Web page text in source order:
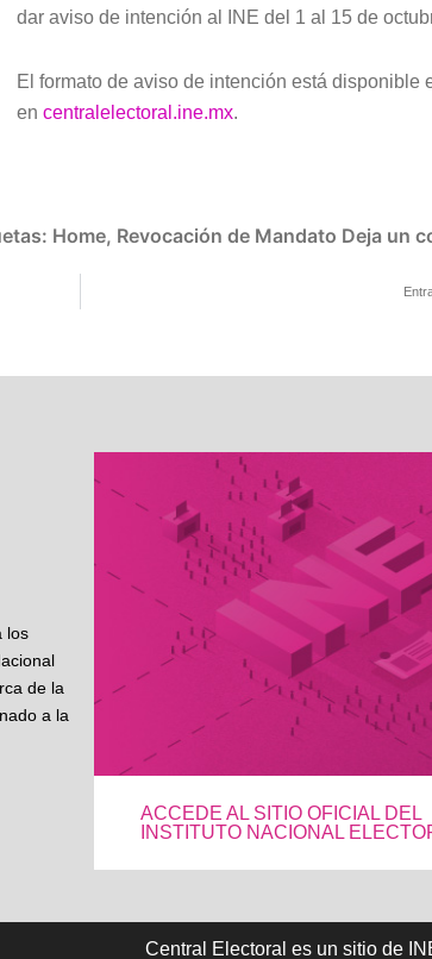
dar aviso de intención al INE del 1 al 15 de
El formato de aviso de intención está disponible
en centralelectoral.ine.mx.
Home, Revocación de Mandato Deja un
los
de la
a la
ACCEDE AL SITIO OFICIAL DEL
INSTITUTO NACIONAL
Central Electoral es un sitio de